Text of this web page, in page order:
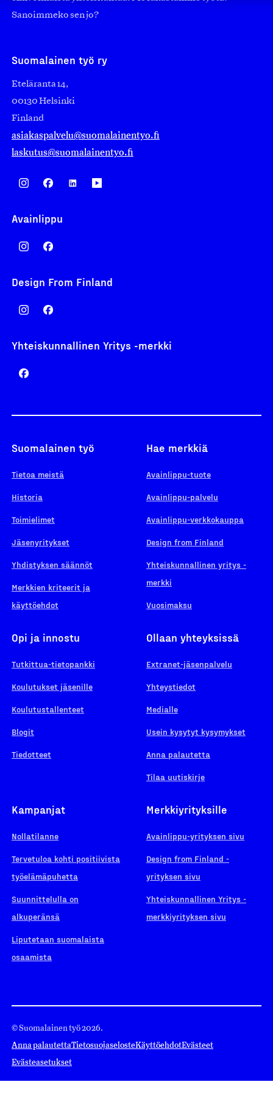
Sanoimmeko sen jo?
Suomalainen työ ry
Eteläranta 14,
00130 Helsinki
Finland
asiakaspalvelu@suomalainentyo.fi
laskutus@suomalainentyo.fi
Avainlippu
Design From Finland
Yhteiskunnallinen Yritys -merkki
Suomalainen työ
Tietoa meistä
Historia
Toimielimet
Jäsenyritykset
Yhdistyksen säännöt
Merkkien kriteerit ja
käyttöehdot
Hae merkkiä
Avainlippu-tuote
Avainlippu-palvelu
Avainlippu-verkkokauppa
Design from Finland
Yhteiskunnallinen yritys -
merkki
Vuosimaksu
Opi ja innostu
Tutkittua-tietopankki
Koulutukset jäsenille
Koulutustallenteet
Blogit
Tiedotteet
Ollaan yhteyksissä
Extranet-jäsenpalvelu
Yhteystiedot
Medialle
Usein kysytyt kysymykset
Anna palautetta
Tilaa uutiskirje
Kampanjat
Nollatilanne
Tervetuloa kohti positiivista
työelämäpuhetta
Suunnittelulla on
alkuperänsä
Liputetaan suomalaista
osaamista
Merkkiyrityksille
Avainlippu-yrityksen sivu
Design from Finland -
yrityksen sivu
Yhteiskunnallinen Yritys -
merkkiyrityksen sivu
© Suomalainen työ 2026.
Anna palautettaTietosuojaselosteKäyttöehdotEvästeet
Evästeasetukset